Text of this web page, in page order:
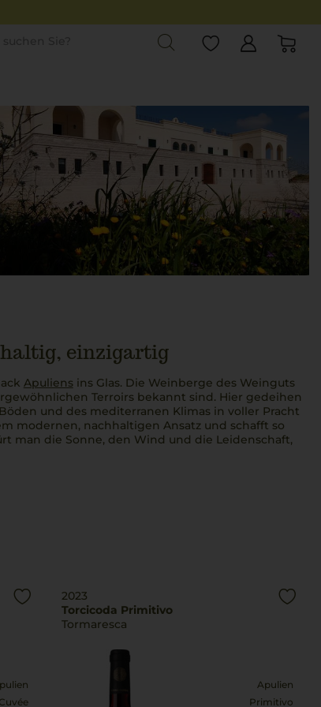
einzigartig
Apuliensins Glas. Die Weinberge des Weinguts
Terroirs bekannt sind. Hier gedeihen
und des mediterranen Klimas in voller Pracht
modernen, nachhaltigen Ansatz und schafft so
man die Sonne, den Wind und die Leidenschaft,
Cuvée
2023
Torcicoda Primitivo
Tormaresca
Apulien
Primitivo